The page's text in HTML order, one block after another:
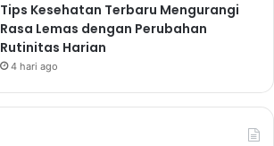
Tips Kesehatan Terbaru Mengurangi
Rasa Lemas dengan Perubahan
Rutinitas Harian
4 hari ago